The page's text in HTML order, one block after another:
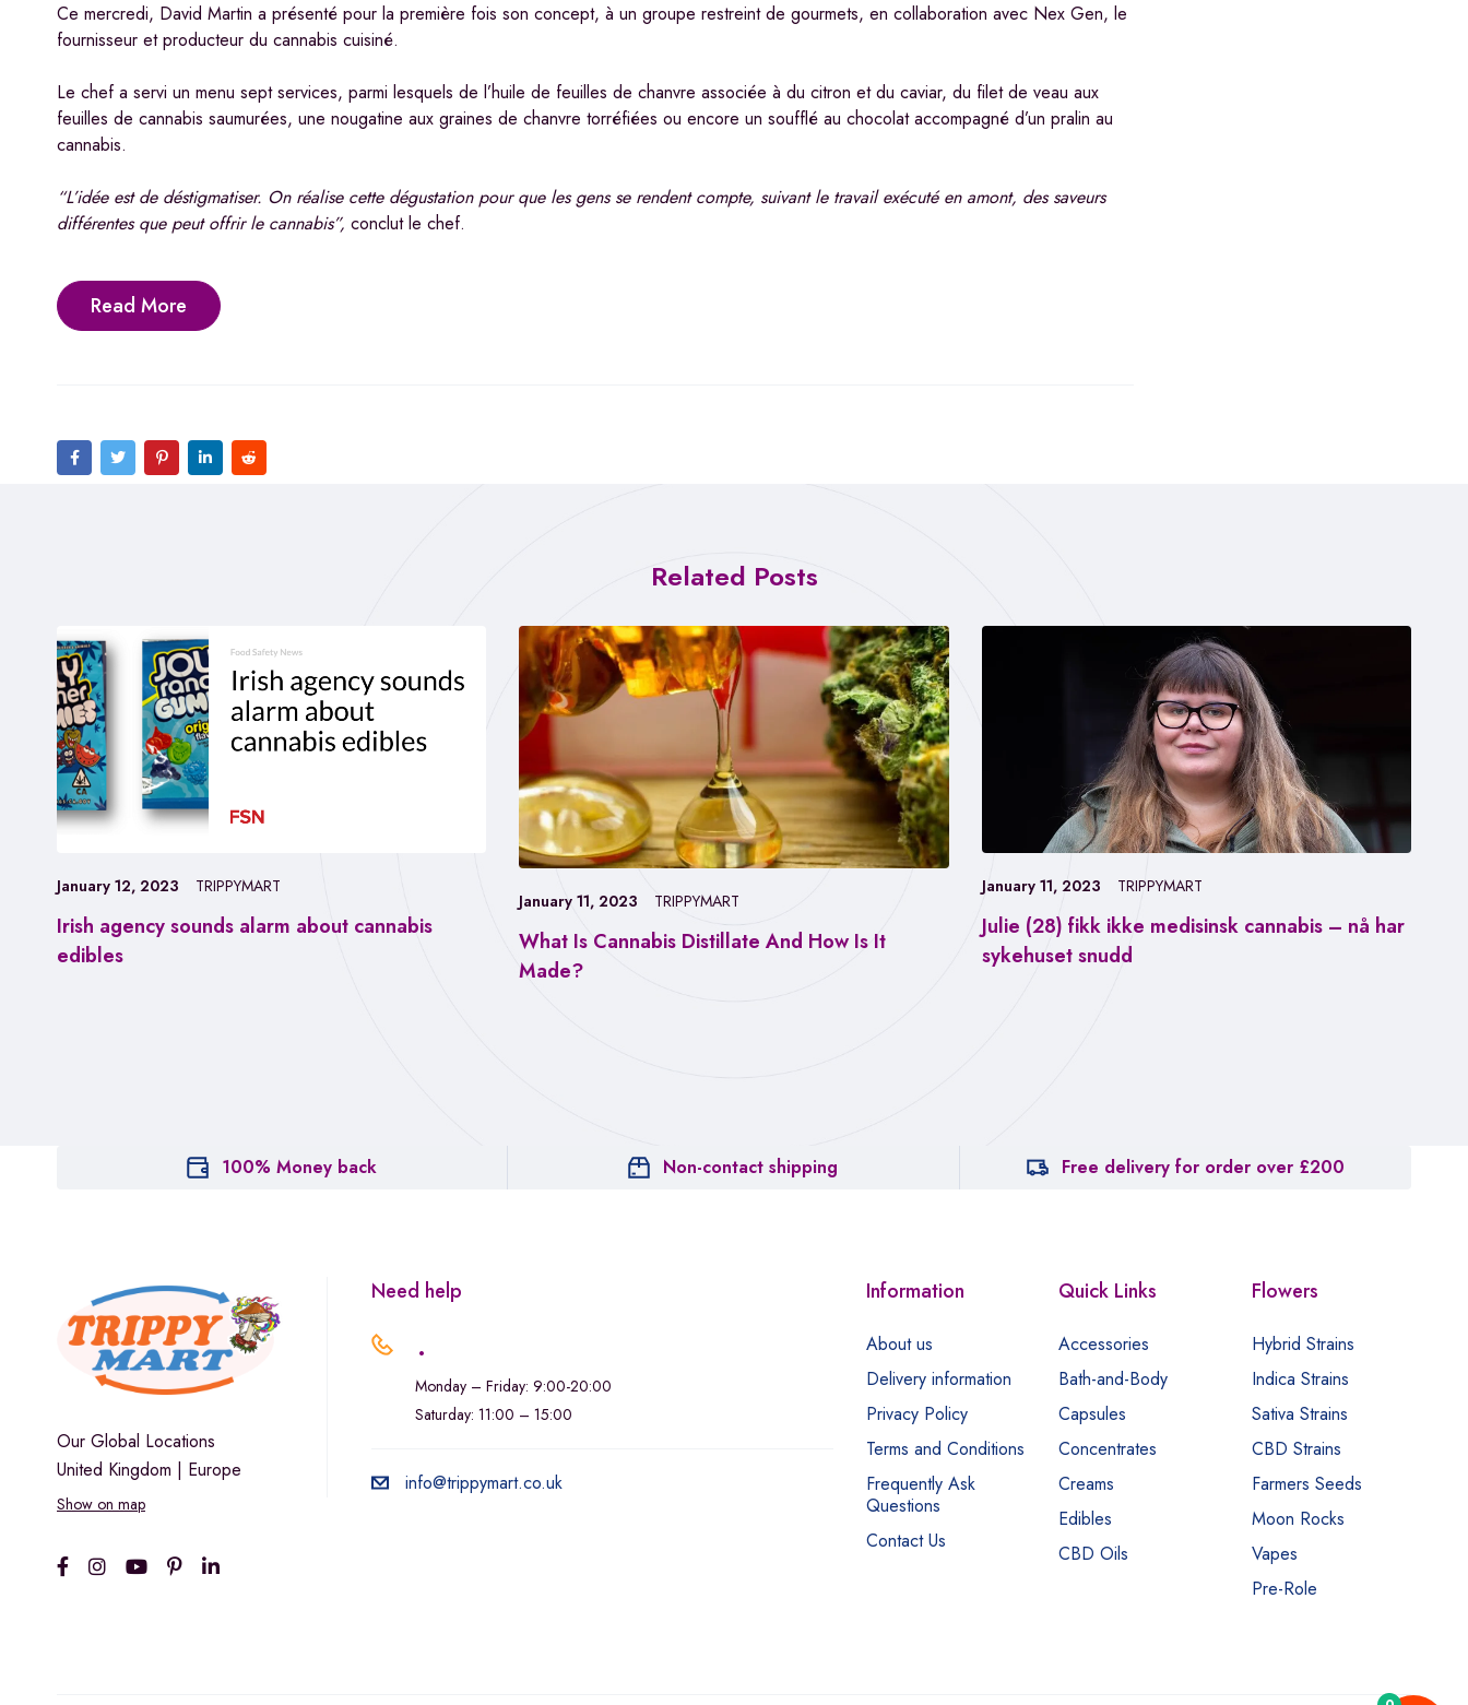
Ce mercredi, David Martin a présenté pour la première fois son concept, à un groupe restreint de gourmets, en collaboration avec Nex Gen, le
fournisseur et producteur du cannabis cuisiné.
Le chef a servi un menu sept services, parmi lesquels de l’huile de feuilles de chanvre associée à du citron et du caviar, du filet de veau aux
feuilles de cannabis saumurées, une nougatine aux graines de chanvre torréfiées ou encore un soufflé au chocolat accompagné d’un pralin au
cannabis.
“L’idée est de déstigmatiser. On réalise cette dégustation pour que les gens se rendent compte, suivant le travail exécuté en amont, des saveurs
différentes que peut offrir le cannabis”, conclut le chef.
Read More
Related Posts
Irish agency sounds alarm about cannabis
edibles
January 12, 2023 TRIPPYMART
What Is Cannabis Distillate And How Is It
Made?
January 11, 2023 TRIPPYMART
Julie (28) fikk ikke medisinsk cannabis – nå har
sykehuset snudd
January 11, 2023 TRIPPYMART
100% Money back Non-contact shipping Free delivery for order over £200
Our Global Locations
United Kingdom | Europe
Show on map
Need help
.
Monday – Friday: 9:00-20:00
Saturday: 11:00 – 15:00
info@trippymart.co.uk
Information
About us
Delivery information
Privacy Policy
Terms and Conditions
Frequently Ask
Questions
Contact Us
Quick Links
Accessories
Bath-and-Body
Capsules
Concentrates
Creams
Edibles
CBD Oils
Flowers
Hybrid Strains
Indica Strains
Sativa Strains
CBD Strains
Farmers Seeds
Moon Rocks
Vapes
Pre-Role